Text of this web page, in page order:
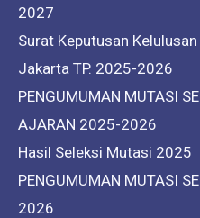
2027
Surat Keputusan
Jakarta TP. 2025-2026
PENGUMUMAN MUTASI
AJARAN 2025-2026
Hasil Seleksi Mutasi 2025
PENGUMUMAN MUTASI
2026